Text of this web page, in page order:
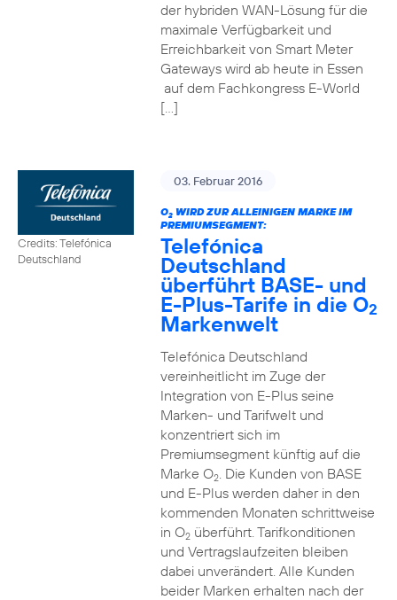
der hybriden WAN-Lösung für die
maximale Verfügbarkeit und
Erreichbarkeit von Smart Meter
Gateways wird ab heute in Essen
auf dem Fachkongress E-World
[…]
Credits: Telefónica
Deutschland
03. Februar 2016
O2WIRD ZUR ALLEINIGEN MARKE IM
PREMIUMSEGMENT:
Telefónica
Deutschland
überführt BASE- und
E-Plus-Tarife in die O2
Markenwelt
Telefónica Deutschland
vereinheitlicht im Zuge der
Integration von E-Plus seine
Marken- und Tarifwelt und
konzentriert sich im
Premiumsegment künftig auf die
Marke O2. Die Kunden von BASE
und E-Plus werden daher in den
kommenden Monaten schrittweise
in O2überführt. Tarifkonditionen
und Vertragslaufzeiten bleiben
dabei unverändert. Alle Kunden
beider Marken erhalten nach der